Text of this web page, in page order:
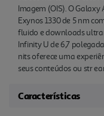
Imagem (OIS). O
Exynos 1330 de 5 nm
fluido e downloads
Infinity U de 6,7
nits oferece uma
seus conteúdos ou str
Características